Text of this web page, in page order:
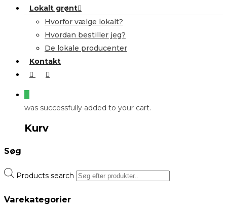
Lokalt grønt
Hvorfor vælge lokalt?
Hvordan bestiller jeg?
De lokale producenter
Kontakt
was successfully added to your cart.
Kurv
Søg
Products search
Varekategorier